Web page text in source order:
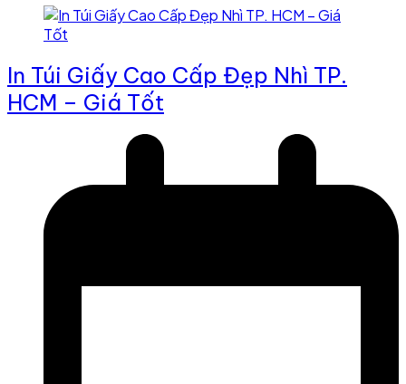
In Túi Giấy Cao Cấp Đẹp Nhì TP.
HCM – Giá Tốt